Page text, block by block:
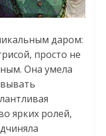
даром:
просто не
Она умела
ярких ролей,